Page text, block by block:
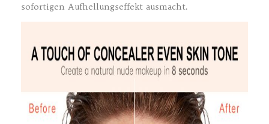
sofortigen Aufhellungseffekt ausmacht.